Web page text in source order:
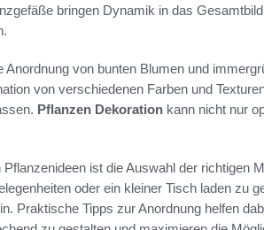
bringen Dynamik in das
Anordnung von bunten Blumen und
von verschiedenen Farben und
Pflanzen Dekoration kann nicht nur
ist die Auswahl der richtigen
oder ein kleiner Tisch laden zu
Praktische Tipps zur Anordnung helfen